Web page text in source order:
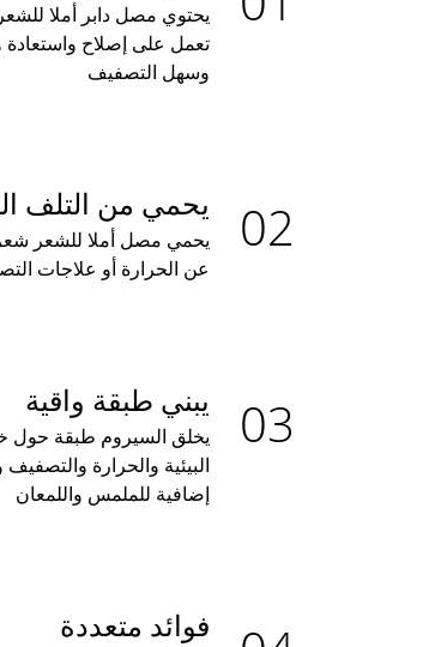
يحتوي مصل دابر أملا
تعمل على إصلاح واستعادة
وسهل التصفيف
يحمي من التلف
يحمي مصل أملا للشعر
عن الحرارة أو علاجات
يبني طبقة واقية
يخلق السيروم طبقة حول
البيئية والحرارة
إضافية للملمس واللمعان
فوائد متعددة